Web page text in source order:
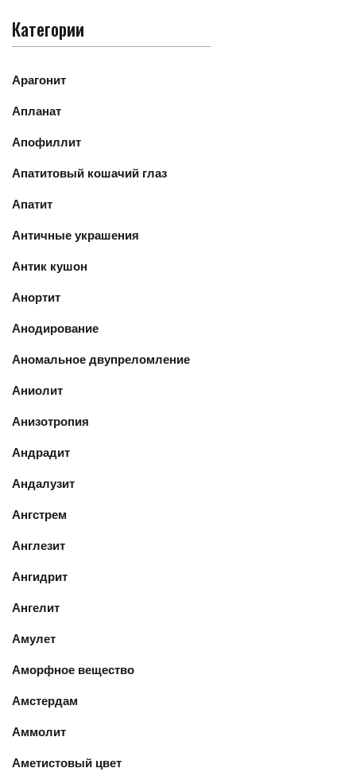
Категории
Арагонит
Апланат
Апофиллит
Апатитовый кошачий глаз
Апатит
Античные украшения
Антик кушон
Анортит
Анодирование
Аномальное двупреломление
Аниолит
Анизотропия
Андрадит
Андалузит
Ангстрем
Англезит
Ангидрит
Ангелит
Амулет
Аморфное вещество
Амстердам
Аммолит
Аметистовый цвет